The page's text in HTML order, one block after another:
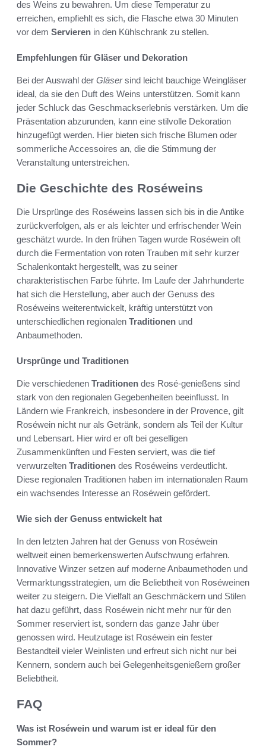
des Weins zu bewahren. Um diese Temperatur zu
erreichen, empfiehlt es sich, die Flasche etwa 30 Minuten
vor dem Servieren in den Kühlschrank zu stellen.
Empfehlungen für Gläser und Dekoration
Bei der Auswahl der Gläsersind leicht bauchige Weingläser
ideal, da sie den Duft des Weins unterstützen. Somit kann
jeder Schluck das Geschmackserlebnis verstärken. Um die
Präsentation abzurunden, kann eine stilvolle Dekoration
hinzugefügt werden. Hier bieten sich frische Blumen oder
sommerliche Accessoires an, die die Stimmung der
Veranstaltung unterstreichen.
Die Geschichte des Roséweins
Die Ursprünge des Roséweins lassen sich bis in die Antike
zurückverfolgen, als er als leichter und erfrischender Wein
geschätzt wurde. In den frühen Tagen wurde Roséwein oft
durch die Fermentation von roten Trauben mit sehr kurzer
Schalenkontakt hergestellt, was zu seiner
charakteristischen Farbe führte. Im Laufe der Jahrhunderte
hat sich die Herstellung, aber auch der Genuss des
Roséweins weiterentwickelt, kräftig unterstützt von
unterschiedlichen regionalen Traditionen und
Anbaumethoden.
Ursprünge und Traditionen
Die verschiedenen Traditionen des Rosé-genießens sind
stark von den regionalen Gegebenheiten beeinflusst. In
Ländern wie Frankreich, insbesondere in der Provence, gilt
Roséwein nicht nur als Getränk, sondern als Teil der Kultur
und Lebensart. Hier wird er oft bei geselligen
Zusammenkünften und Festen serviert, was die tief
verwurzelten Traditionen des Roséweins verdeutlicht.
Diese regionalen Traditionen haben im internationalen Raum
ein wachsendes Interesse an Roséwein gefördert.
Wie sich der Genuss entwickelt hat
In den letzten Jahren hat der Genuss von Roséwein
weltweit einen bemerkenswerten Aufschwung erfahren.
Innovative Winzer setzen auf moderne Anbaumethoden und
Vermarktungsstrategien, um die Beliebtheit von Roséweinen
weiter zu steigern. Die Vielfalt an Geschmäckern und Stilen
hat dazu geführt, dass Roséwein nicht mehr nur für den
Sommer reserviert ist, sondern das ganze Jahr über
genossen wird. Heutzutage ist Roséwein ein fester
Bestandteil vieler Weinlisten und erfreut sich nicht nur bei
Kennern, sondern auch bei Gelegenheitsgenießern großer
Beliebtheit.
FAQ
Was ist Roséwein und warum ist er ideal für den
Sommer?